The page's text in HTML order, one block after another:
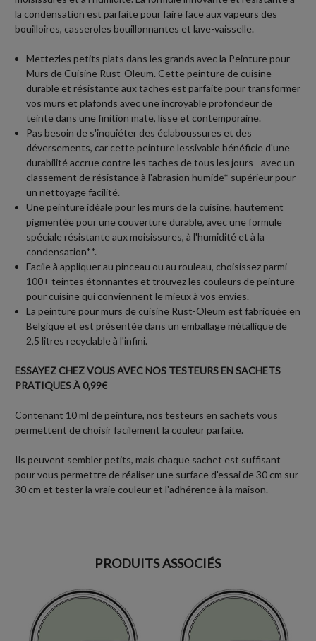
la condensation est parfaite pour faire face aux vapeurs des
bouilloires, casseroles bouillonnantes et lave-vaisselle.
Mettezles petits plats dans les grands avec la Peinture pour
Murs de Cuisine Rust-Oleum. Cette peinture de cuisine
durable et résistante aux taches est parfaite pour transformer
vos murs et plafonds avec une incroyable profondeur de
teinte dans une finition mate, lisse et contemporaine.
Pas besoin de s'inquiéter des éclaboussures et des
déversements, car cette peinture lessivable bénéficie d'une
durabilité accrue contre les taches de tous les jours - avec un
classement de résistance à l'abrasion humide* supérieur pour
un nettoyage facilité.
Une peinture idéale pour les murs de la cuisine, hautement
pigmentée pour une couverture durable, avec une formule
spéciale résistante aux moisissures, à l'humidité et à la
condensation**.
Facile à appliquer au pinceau ou au rouleau, choisissez parmi
100+ teintes étonnantes et trouvez les couleurs de peinture
pour cuisine qui conviennent le mieux à vos envies.
La peinture pour murs de cuisine Rust-Oleum est fabriquée en
Belgique et est présentée dans un emballage métallique de
2,5 litres recyclable à l'infini.
ESSAYEZ CHEZ VOUS AVEC NOS TESTEURS EN SACHETS
PRATIQUES À 0,99€
Contenant 10 ml de peinture, nos testeurs en sachets vous
permettent de choisir facilement la couleur parfaite.
Ils peuvent sembler petits, mais chaque sachet est suffisant
pour vous permettre de réaliser une surface d'essai de 30 cm sur
30 cm et tester la vraie couleur et l'adhérence à la maison.
PRODUITS ASSOCIÉS